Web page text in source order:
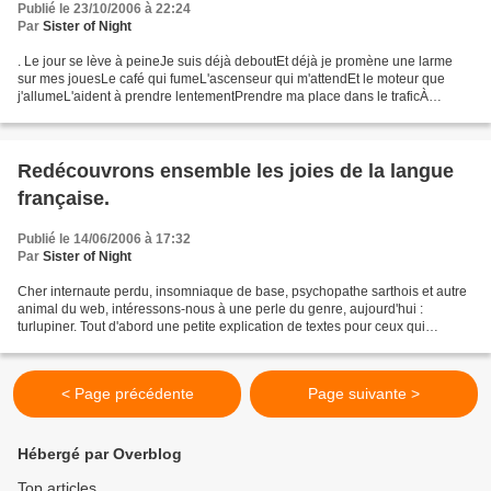
Publié le 23/10/2006 à 22:24
Par Sister of Night
. Le jour se lève à peineJe suis déjà deboutEt déjà je promène une larme
sur mes jouesLe café qui fumeL'ascenseur qui m'attendEt le moteur que
j'allumeL'aident à prendre lentementPrendre ma place dans le traficÀ
Redécouvrons ensemble les joies de la langue
française.
Publié le 14/06/2006 à 17:32
Par Sister of Night
Cher internaute perdu, insomniaque de base, psychopathe sarthois et autre
animal du web, intéressons-nous à une perle du genre, aujourd'hui :
turlupiner. Tout d'abord une petite explication de textes pour ceux qui
< Page précédente Page suivante >
Hébergé par Overblog